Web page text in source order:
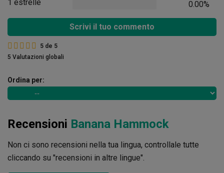
1 estrelle
0.00%
Scrivi il tuo commento
5 de 5
5 Valutazioni globali
Ordina per:
Recensioni Banana Hammock
Non ci sono recensioni nella tua lingua, controllale tutte
cliccando su "recensioni in altre lingue".